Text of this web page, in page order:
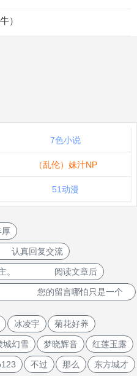
）
7色小说
（乱伦）妹汁NP
51动漫
厚
真回复交流
楼主。 阅读文章后
受 您的留言哪怕只是一个
冰凌宇 菊花好养
城幻雪 梦晓辉音 红莲玉露
不过 那么 东方城才